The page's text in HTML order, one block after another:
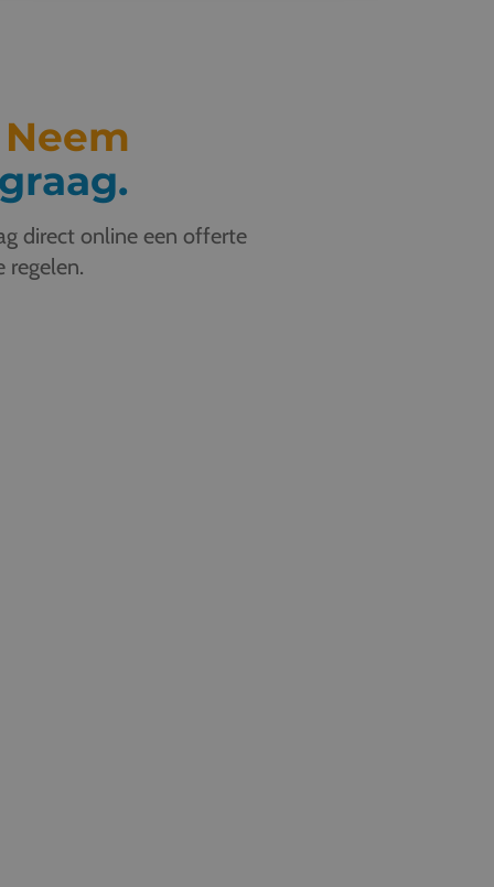
Neem
direct online een offerte
regelen.